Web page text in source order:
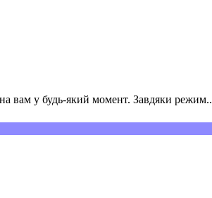
вам у будь-який момент. Завдяки режим..